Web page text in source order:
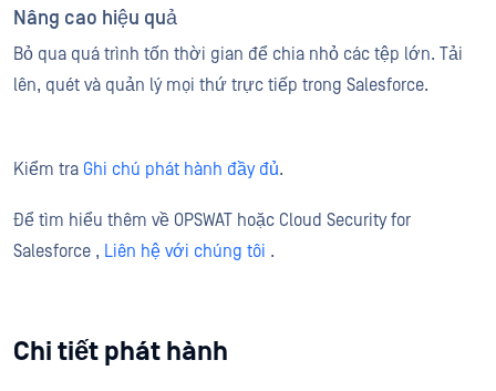
Nâng cao hiệu quả
Bỏ qua quá trình tốn thời gian để chia nhỏ các tệp lớn. Tải
lên, quét và quản lý mọi thứ trực tiếp trong Salesforce.
Kiểm tra Ghi chú phát hành đầy đủ.
Để tìm hiểu thêm về OPSWAT hoặc Cloud Security for
Salesforce , Liên hệ với chúng tôi .
Chi tiết phát hành